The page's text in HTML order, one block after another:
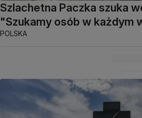
Szlachetna Paczka szuka
"Szukamy osób w każdym
POLSKA